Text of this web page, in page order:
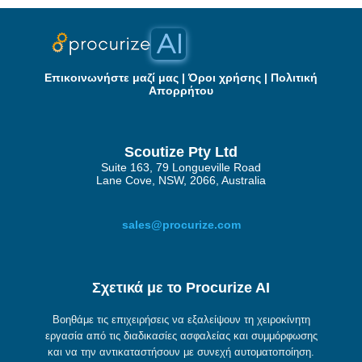
Επικοινωνήστε μαζί μας |Όροι χρήσης | Πολιτική
Απορρήτου
Scoutize Pty Ltd
Suite 163, 79 Longueville Road
Lane Cove, NSW, 2066, Australia
sales@procurize.com
Σχετικά με το Procurize AI
Βοηθάμε τις επιχειρήσεις να εξαλείψουν τη χειροκίνητη
εργασία από τις διαδικασίες ασφαλείας και συμμόρφωσης
και να την αντικαταστήσουν με συνεχή αυτοματοποίηση.